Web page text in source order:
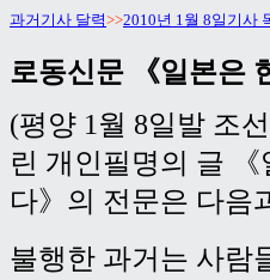
과거기사 달력>>2010년 1월 8일기사
로동신문 《일본은
(평양 1월 8일발 조
린 개인필명의 글
다》의 전문은 다음
불행한 과거는 사람